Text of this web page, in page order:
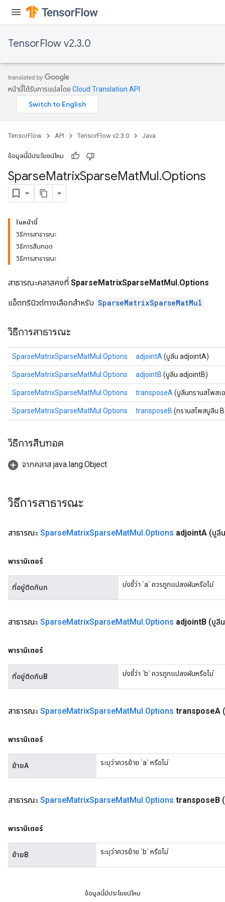
TensorFlow v2.3.0
หน้านี้ได้รับการแปลโดย Cloud Translation API
TensorFlow API TensorFlow v2.3.0 Java
ข้อมูลนี้มีประโยชน์ไหม
SparseMatrixSparseMatMul.Options
ในหน้านี้
วิธีการสาธารณะ
วิธีการสืบทอด
วิธีการสาธารณะ
สาธารณะคลาสคงที่ SparseMatrixSparseMatMul.Options
แอ็ตทริบิวต์ทางเลือกสำหรับ SparseMatrixSparseMatMul
วิธีการสาธารณะ
SparseMatrixSparseMatMul.Options adjointA (บูลีน adjointA)
SparseMatrixSparseMatMul.Options adjointB (บูลีน adjointB)
SparseMatrixSparseMatMul.Options transposeA (บูลีนทรานสโพสเ
SparseMatrixSparseMatMul.Options transposeB (ทรานสโพสบูลีน
วิธีการสืบทอด
จากคลาส java.lang.Object
วิธีการสาธารณะ
สาธารณะ SparseMatrixSparseMatMul.Options adjointA (บูลี
พารามิเตอร์
ที่อยู่ติดกันก บ่งชี้ว่า `a` ควรถูกแปลงผันหรือไม่
สาธารณะ SparseMatrixSparseMatMul.Options adjointB (บูลี
พารามิเตอร์
ที่อยู่ติดกันB บ่งชี้ว่า `b` ควรถูกแปลงผันหรือไม่
สาธารณะ SparseMatrixSparseMatMul.Options transposeA
พารามิเตอร์
ย้ายA ระบุว่าควรย้าย `a` หรือไม่
สาธารณะ SparseMatrixSparseMatMul.Options transposeB
พารามิเตอร์
ย้ายB ระบุว่าควรย้าย `b` หรือไม่
ข้อมูลนี้มีประโยชน์ไหม